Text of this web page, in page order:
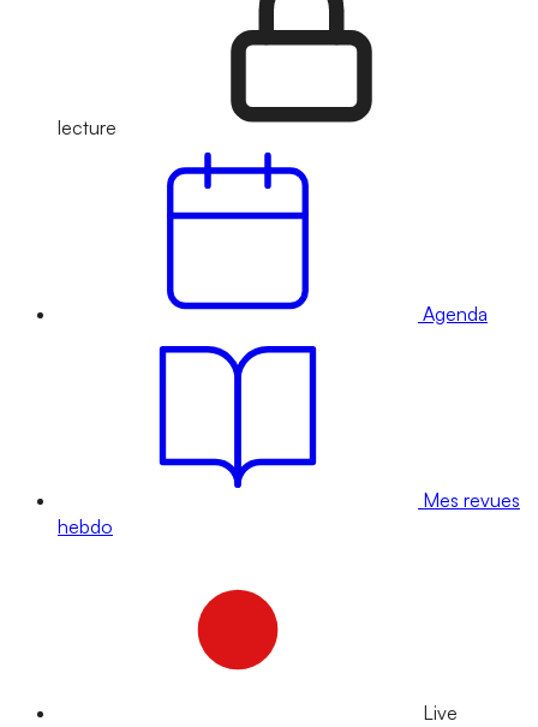
lecture
Agenda
Mes revues
hebdo
Live